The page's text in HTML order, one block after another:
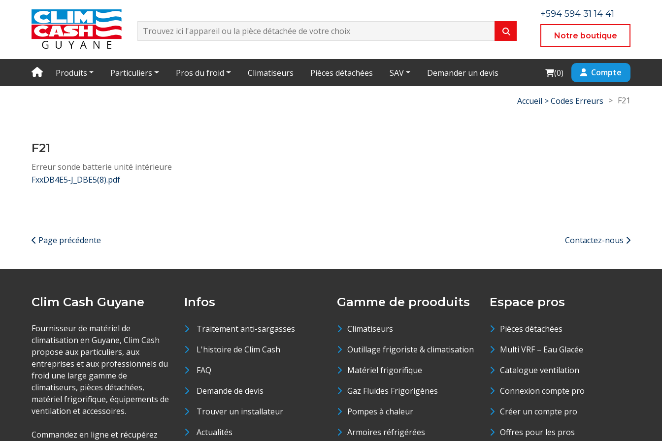
+594 594 31 14 41
Notre boutique
Produits Particuliers Pros du froid Climatiseurs Pièces détachées SAV Demander un devis Cart
(0) Compte
Accueil >Codes Erreurs > F21
F21
Erreur sonde batterie unité intérieure
FxxDB4E5-J_DBE5(8).pdf
Page précédente Contactez-nous
Clim Cash Guyane
Fournisseur de matériel de
climatisation en Guyane, Clim Cash
propose aux particuliers, aux
entreprises et aux professionnels du
froid une large gamme de
climatiseurs, pièces détachées,
matériel frigorifique, équipements de
ventilation et accessoires.
Commandez en ligne et récupérez
Infos
Traitement anti-sargasses
L'histoire de Clim Cash
FAQ
Demande de devis
Trouver un installateur
Actualités
Gamme de prooduits
Climatiseurs
Outillage frigoriste & climatisation
Matériel frigorifique
Gaz Fluides Frigorigènes
Pompes à chaleur
Armoires réfrigérées
Espace pros
Pièces détachées
Multi VRF – Eau Glacée
Catalogue ventilation
Connexion compte pro
Créer un compte pro
Offres pour les pros